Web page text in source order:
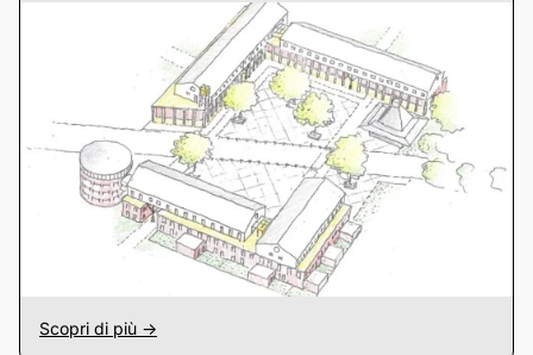
Scopri di più ->